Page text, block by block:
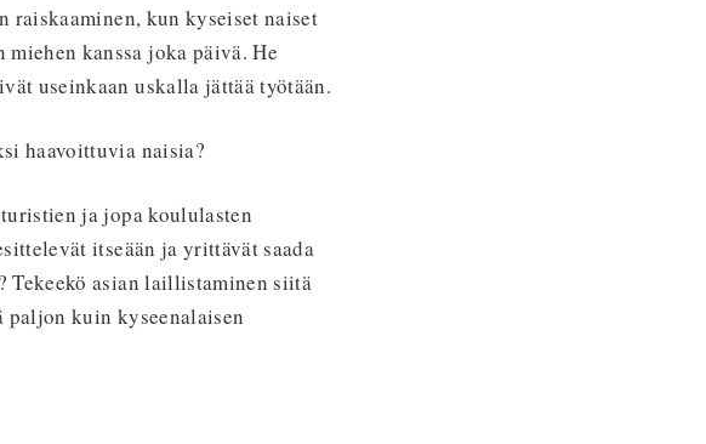
kun kyseiset naiset
kanssa joka päivä. He
useinkaan uskalla jättää työtään.
haavoittuvia naisia?
ja jopa koululasten
itseään ja yrittävät saada
asian laillistaminen siitä
kuin kyseenalaisen